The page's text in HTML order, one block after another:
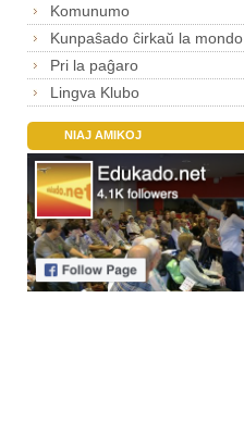
Komunumo
Kunpaŝado ĉirkaŭ la mondo
Pri la paĝaro
Lingva Klubo
NIAJ AMIKOJ